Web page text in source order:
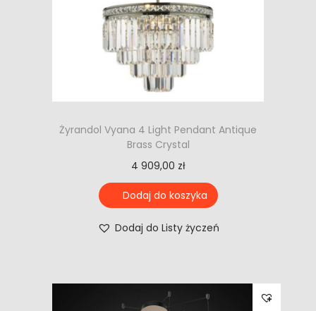
Żyrandol Vyana 4 Light Pendant Antique
Brass Crystal
4 909,00 zł
Dodaj do koszyka
Dodaj do Listy życzeń